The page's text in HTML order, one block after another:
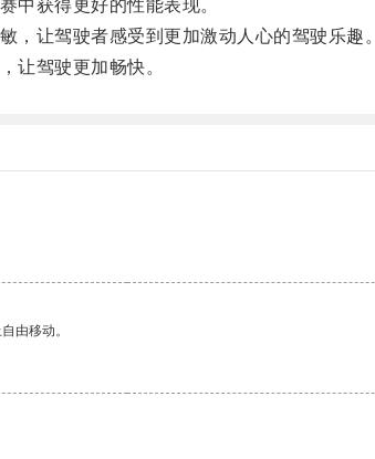
获得更好的性能表现。
让驾驶者感受到更加激动人心的驾驶乐趣。
驾驶更加畅快。
由移动。